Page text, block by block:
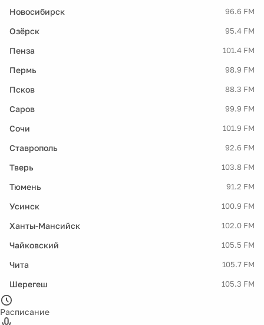
Новосибирск 96.6 FM
Озёрск 95.4 FM
Пенза 101.4 FM
Пермь 98.9 FM
Псков 88.3 FM
Саров 99.9 FM
Сочи 101.9 FM
Ставрополь 92.6 FM
Тверь 103.8 FM
Тюмень 91.2 FM
Усинск 100.9 FM
Ханты-Мансийск 102.0 FM
Чайковский 105.5 FM
Чита 105.7 FM
Шерегеш 105.3 FM
Расписание